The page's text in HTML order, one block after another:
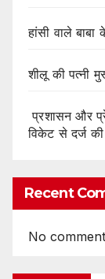
हांसी वाले
शीलू की पत्नी
प्रशासन और
विकेट से दर्ज
Recent
No